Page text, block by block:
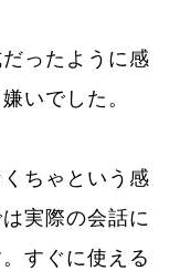
ったように感
いでした。
ちゃという感
実際の会話に
すぐに使える